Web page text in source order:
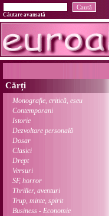
Căutare avansată
Cărți
Monografie, critică, eseu
Contemporani
Istorie
Dezvoltare personală
Dosar
Clasici
Drept
Versuri
SF, horror
Thriller, aventuri
Trup, minte, spirit
Business - Economie